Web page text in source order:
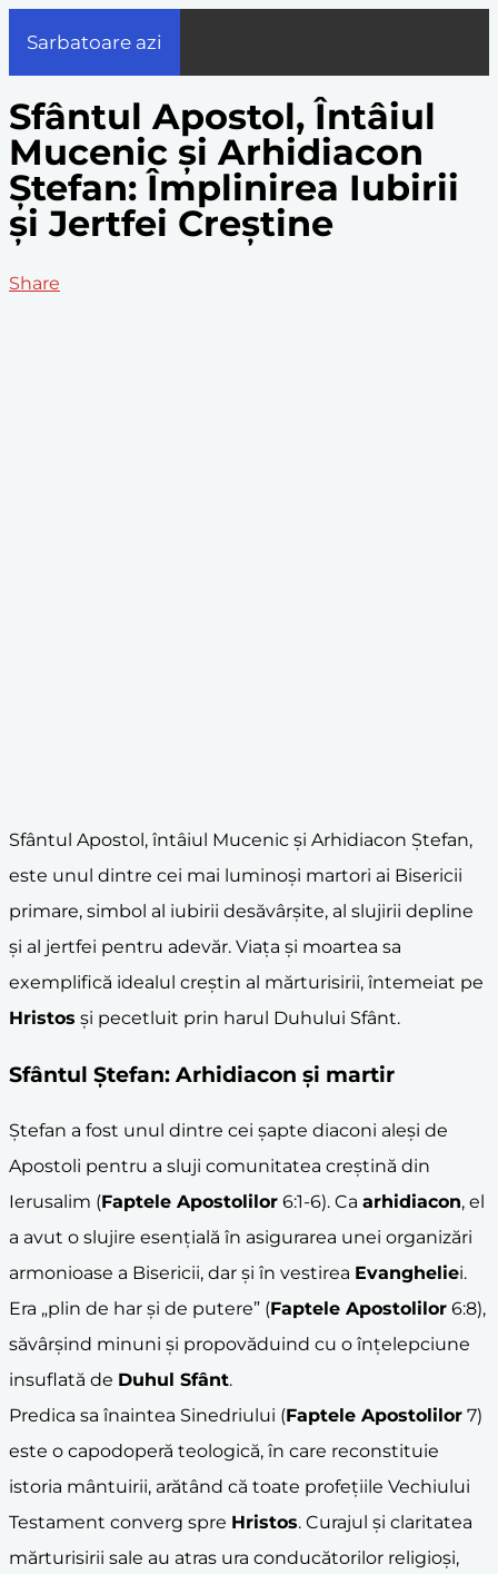
Sarbatoare azi
Sfântul Apostol, Întâiul
Mucenic și Arhidiacon
Ștefan: Împlinirea Iubirii
și Jertfei Creștine
Share
Sfântul Apostol, întâiul Mucenic și Arhidiacon Ștefan,
este unul dintre cei mai luminoși martori ai Bisericii
primare, simbol al iubirii desăvârșite, al slujirii depline
și al jertfei pentru adevăr. Viața și moartea sa
exemplifică idealul creștin al mărturisirii, întemeiat pe
Hristos și pecetluit prin harul Duhului Sfânt.
Sfântul Ștefan: Arhidiacon și martir
Ștefan a fost unul dintre cei șapte diaconi aleși de
Apostoli pentru a sluji comunitatea creștină din
Ierusalim (Faptele Apostolilor 6:1-6). Ca arhidiacon, el
a avut o slujire esențială în asigurarea unei organizări
armonioase a Bisericii, dar și în vestirea Evangheliei.
Era „plin de har și de putere” (Faptele Apostolilor 6:8),
săvârșind minuni și propovăduind cu o înțelepciune
insuflată de Duhul Sfânt.
Predica sa înaintea Sinedriului (Faptele Apostolilor 7)
este o capodoperă teologică, în care reconstituie
istoria mântuirii, arătând că toate profețiile Vechiului
Testament converg spre Hristos. Curajul și claritatea
mărturisirii sale au atras ura conducătorilor religioși,